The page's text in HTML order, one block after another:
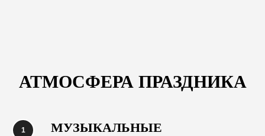
АТМОСФЕРА ПРАЗДНИКА
МУЗЫКАЛЬНЫЕ